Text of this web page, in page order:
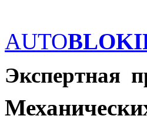
AUTO
Экспертная